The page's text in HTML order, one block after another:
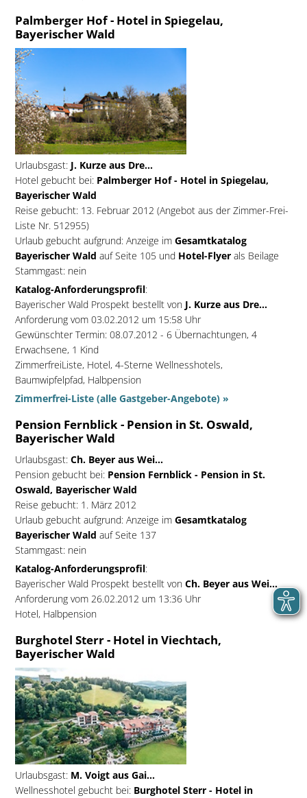
Palmberger Hof - Hotel in Spiegelau,
Bayerischer Wald
Urlaubsgast:J. Kurze aus Dre...
Hotel gebucht bei:Palmberger Hof - Hotel in Spiegelau,
Bayerischer Wald
Reise gebucht: 13. Februar 2012 (Angebot aus der Zimmer-Frei-
Liste Nr. 512955)
Urlaub gebucht aufgrund: Anzeige im Gesamtkatalog
Bayerischer Wald auf Seite 105 und Hotel-Flyerals Beilage
Stammgast: nein
Katalog-Anforderungsprofil:
Bayerischer Wald Prospekt bestellt von J. Kurze aus Dre...
Anforderung vom 03.02.2012 um 15:58 Uhr
Gewünschter Termin: 08.07.2012 - 6 Übernachtungen, 4
Erwachsene, 1 Kind
ZimmerfreiListe, Hotel, 4-Sterne Wellnesshotels,
Baumwipfelpfad, Halbpension
Zimmerfrei-Liste (alle Gastgeber-Angebote) »
Pension Fernblick - Pension in St. Oswald,
Bayerischer Wald
Urlaubsgast:Ch. Beyer aus Wei...
Pension gebucht bei:Pension Fernblick - Pension in St.
Oswald, Bayerischer Wald
Reise gebucht: 1. März 2012
Urlaub gebucht aufgrund: Anzeige im Gesamtkatalog
Bayerischer Wald auf Seite 137
Stammgast: nein
Katalog-Anforderungsprofil:
Bayerischer Wald Prospekt bestellt von Ch. Beyer aus Wei...
Anforderung vom 26.02.2012 um 13:36 Uhr
Hotel, Halbpension
Burghotel Sterr - Hotel in Viechtach,
Bayerischer Wald
Urlaubsgast:M. Voigt aus Gai...
Wellnesshotel gebucht bei:Burghotel Sterr - Hotel in